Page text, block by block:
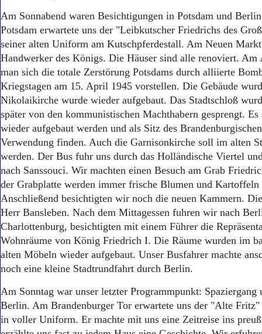
Am Sonnabend waren Besichtigungen in Potsdam und
Potsdam erwartete uns der "Leibkutscher Friedrichs des
seiner alten Uniform am Kutschpferdestall. Am Neuen
Handwerker des Königs. Die Häuser sind alle renoviert.
man sich die totale Zerstörung Potsdams durch alliierte
Kriegstagen am 15. April 1945 vorstellen. Die Gebäude
Nikolaikirche wurde wieder aufgebaut. Das Stadtschloß
später von den kommunistischen Machthabern gesprengt.
wieder aufgebaut werden und als Sitz des
Verwendung finden. Auch die Garnisonkirche soll im alten
werden. Der Bus fuhr uns durch das Holländische Viertel
nach Sanssouci. Wir machten einen Besuch am Grab
der Grabplatte werden immer frische Blumen und Kartoffeln
Anschließend besichtigten wir noch die neuen Kammern.
Herr Bansleben. Nach dem Mittagessen fuhren wir nach
Charlottenburg, besichtigten mit einem Führer die
Wohnräume von König Friedrich I. Die Räume wurden im
alten Möbeln wieder aufgebaut. Unser Busfahrer machte
noch eine kleine Stadtrundfahrt durch Berlin.
Am Sonntag war unser letzter Programmpunkt:
Berlin. Am Brandenburger Tor erwartete uns der "Alte
in voller Uniform. Er machte mit uns eine Zeitreise ins